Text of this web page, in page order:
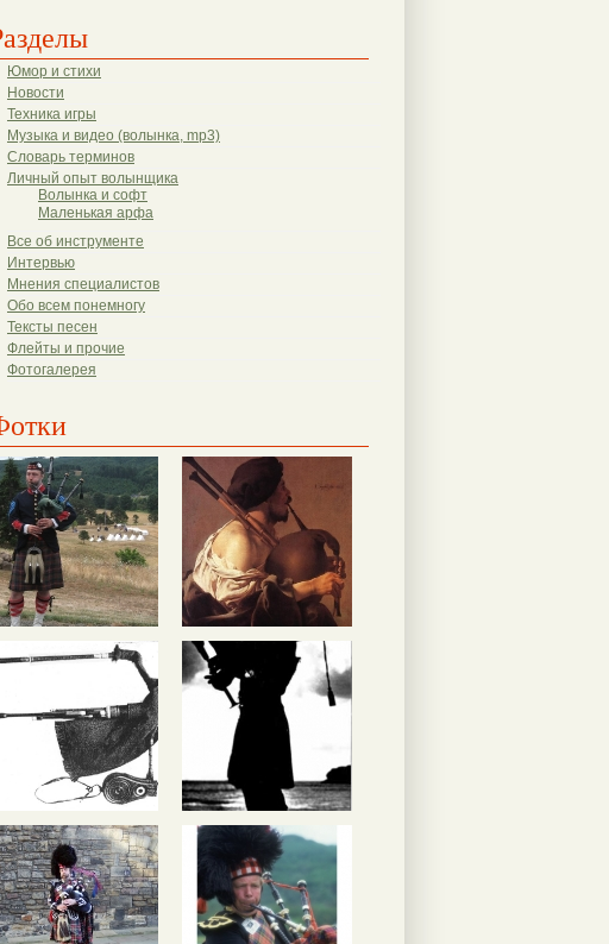
Юмор и стихи
Новости
Техника игры
Музыка и видео (волынка, mp3)
Словарь терминов
Личный опыт волынщика
Волынка и софт
Маленькая арфа
Все об инструменте
Интервью
Мнения специалистов
Обо всем понемногу
Тексты песен
Флейты и прочие
Фотогалерея